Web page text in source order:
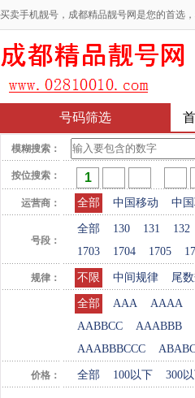
买卖手机靓号，成都精品靓号网是您的首选
号码筛选
模糊搜索：
按位搜索：
运营商： 全部 中国移动 中
号段：
全部 130 131 132
1703
1704 1705
规律： 不限 中间规律 尾
全部 AAA AAAA
AABBCC
AAABBB
AAABBBCCC
价格： 全部 100以下 300